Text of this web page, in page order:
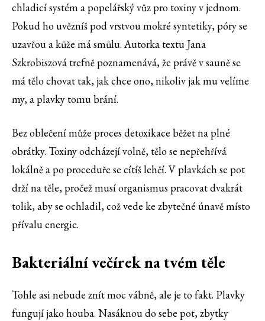
chladicí systém a popelářský vůz pro toxiny v jednom.
Pokud ho uvězníš pod vrstvou mokré syntetiky, póry se
uzavřou a kůže má smůlu. Autorka textu Jana
Szkrobiszová trefně poznamenává, že právě v sauně se
má tělo chovat tak, jak chce ono, nikoliv jak mu velíme
my, a plavky tomu brání.
Bez oblečení může proces detoxikace běžet na plné
obrátky. Toxiny odcházejí volně, tělo se nepřehřívá
lokálně a po proceduře se cítíš lehčí. V plavkách se pot
drží na těle, pročež musí organismus pracovat dvakrát
tolik, aby se ochladil, což vede ke zbytečné únavě místo
přívalu energie.
Bakteriální večírek na tvém těle
Tohle asi nebude znít moc vábně, ale je to fakt. Plavky
fungují jako houba. Nasáknou do sebe pot, zbytky